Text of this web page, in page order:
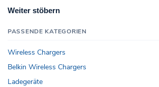
Weiter stöbern
PASSENDE KATEGORIEN
Wireless Chargers
Belkin Wireless Chargers
Ladegeräte